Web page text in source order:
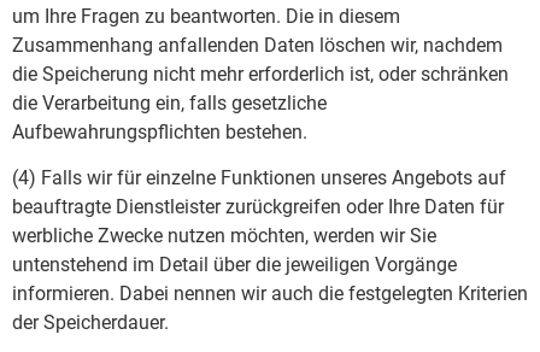
um Ihre Fragen zu beantworten. Die in diesem
Zusammenhang anfallenden Daten löschen wir, nachdem
die Speicherung nicht mehr erforderlich ist, oder schränken
die Verarbeitung ein, falls gesetzliche
Aufbewahrungspflichten bestehen.
(4) Falls wir für einzelne Funktionen unseres Angebots auf
beauftragte Dienstleister zurückgreifen oder Ihre Daten für
werbliche Zwecke nutzen möchten, werden wir Sie
untenstehend im Detail über die jeweiligen Vorgänge
informieren. Dabei nennen wir auch die festgelegten Kriterien
der Speicherdauer.